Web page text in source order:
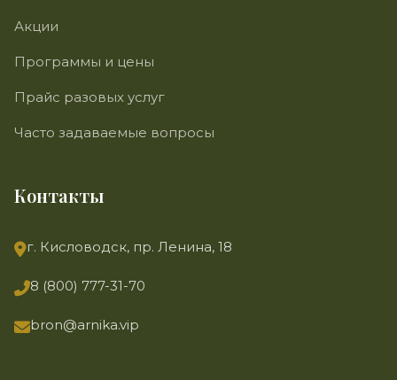
Акции
Программы и цены
Прайс разовых услуг
Часто задаваемые вопросы
Контакты
г. Кисловодск, пр. Ленина, 18
8 (800) 777-31-70
bron@arnika.vip